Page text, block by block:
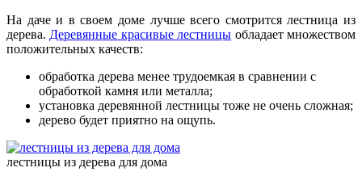
На даче и в своем доме лучше всего смотрится лестница из
дерева. Деревянные красивые лестницы обладает множеством
положительных качеств:
обработка дерева менее трудоемкая в сравнении с
обработкой камня или металла;
установка деревянной лестницы тоже не очень сложная;
дерево будет приятно на ощупь.
лестницы из дерева для дома